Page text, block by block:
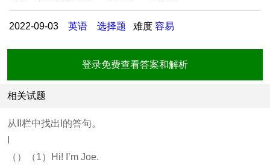
2022-09-03 英语 选择题 难度 容易
登录免费查看答案和解析
相关试题
从II栏中找出I的答句。
（）（1）Hi! I’m Joe.